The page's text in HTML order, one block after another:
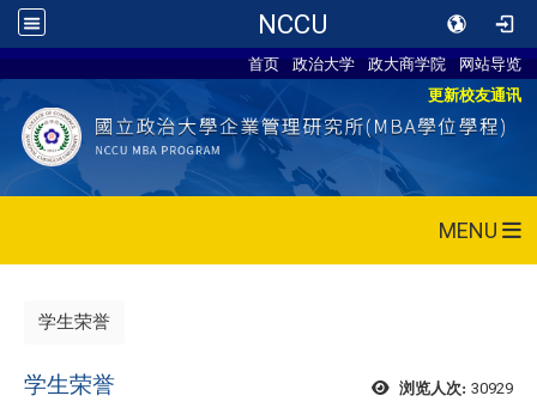
NCCU
首页 政治大学 政大商学院
网站导览
更新校友通讯
MENU
学生荣誉
浏览人次: 30929
学生荣誉